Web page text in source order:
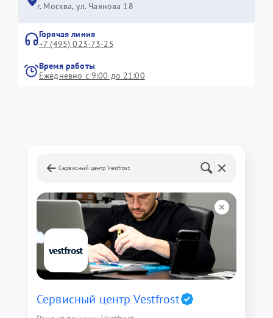
г. Москва, ул. Чаянова 18
Горячая линия
+7 (495) 023-73-25
Время работы
Ежедневно с 9:00 до 21:00
Сервисный центр Vestfrost
Сервисный центр Vestfrost